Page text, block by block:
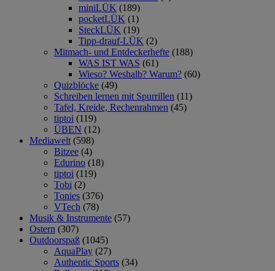
miniLÜK (189)
pocketLÜK (1)
SteckLÜK (19)
Tipp-drauf-LÜK (2)
Mitmach- und Entdeckerhefte (188)
WAS IST WAS (61)
Wieso? Weshalb? Warum? (60)
Quizblöcke (49)
Schreiben lernen mit Spurrillen (11)
Tafel, Kreide, Rechenrahmen (45)
tiptoi (119)
ÜBEN (12)
Mediawelt (598)
Bitzee (4)
Edurino (18)
tiptoi (119)
Tobi (2)
Tonies (376)
VTech (78)
Musik & Instrumente (57)
Ostern (307)
Outdoorspaß (1045)
AquaPlay (27)
Authentic Sports (34)